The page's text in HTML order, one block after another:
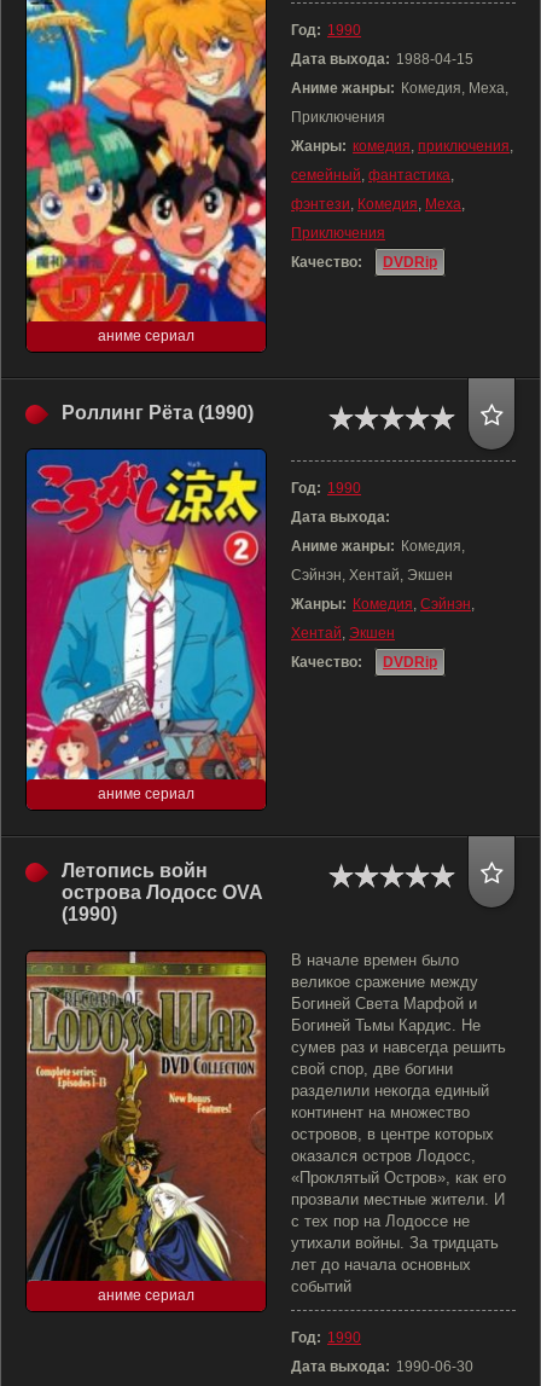
аниме сериал
Год: 1990
Дата выхода: 1988-04-15
Аниме жанры: Комедия, Меха,
Приключения
Жанры: комедия, приключения,
семейный, фантастика,
фэнтези, Комедия, Меха,
Приключения
Качество:
DVDRip
Роллинг Рёта (1990)
аниме сериал
Год: 1990
Дата выхода:
Аниме жанры: Комедия,
Сэйнэн, Хентай, Экшен
Жанры: Комедия, Сэйнэн,
Хентай, Экшен
Качество:
DVDRip
Летопись войн
острова Лодосс OVA
(1990)
аниме сериал
В начале времен было
великое сражение между
Богиней Света Марфой и
Богиней Тьмы Кардис. Не
сумев раз и навсегда решить
свой спор, две богини
разделили некогда единый
континент на множество
островов, в центре которых
оказался остров Лодосс,
«Проклятый Остров», как его
прозвали местные жители. И
с тех пор на Лодоссе не
утихали войны. За тридцать
лет до начала основных
событий
Год: 1990
Дата выхода: 1990-06-30